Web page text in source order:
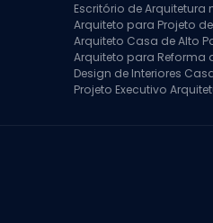
Escritório de Arquitetura
Arquiteto para Projeto
Arquiteto Casa de Alto
Arquiteto para Reforma
Design de Interiores
Projeto Executivo